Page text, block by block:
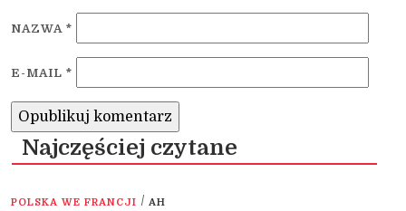
NAZWA *
E-MAIL *
Najczęściej czytane
POLSKA WE FRANCJI / AH